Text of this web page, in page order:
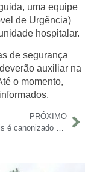
uma equipe
de Urgência)
hospitalar.
de segurança
auxiliar na
o momento,
.
PRÓXIMO